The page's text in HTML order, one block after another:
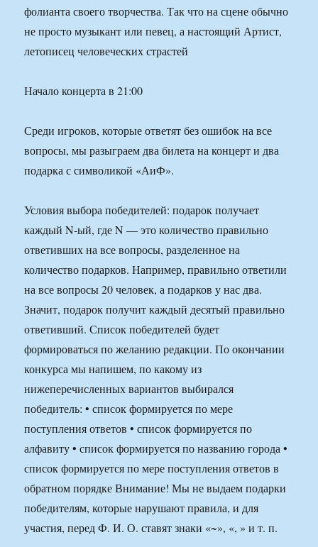
фолианта своего творчества. Так что на сцене обычно
не просто музыкант или певец, а настоящий Артист,
летописец человеческих страстей
Начало концерта в 21:00
Среди игроков, которые ответят без ошибок на все
вопросы, мы разыграем два билета на концерт и два
подарка с символикой «АиФ».
Условия выбора победителей: подарок получает
каждый N-ый, где N — это количество правильно
ответивших на все вопросы, разделенное на
количество подарков. Например, правильно ответили
на все вопросы 20 человек, а подарков у нас два.
Значит, подарок получит каждый десятый правильно
ответивший. Список победителей будет
формироваться по желанию редакции. По окончании
конкурса мы напишем, по какому из
нижеперечисленных вариантов выбирался
победитель: • список формируется по мере
поступления ответов • список формируется по
алфавиту • список формируется по названию города •
список формируется по мере поступления ответов в
обратном порядке Внимание! Мы не выдаем подарки
победителям, которые нарушают правила, и для
участия, перед Ф. И. О. ставят знаки «~», «, » и т. п.